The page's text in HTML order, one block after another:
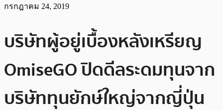
กรกฎาคม 24, 2019
บริษัทผู้อยู่เบื้องหลังเหรียญ
OmiseGO ปิดดีลระดมทุนจาก
บริษัททุนยักษ์ใหญ่จากญี่ปุ่น